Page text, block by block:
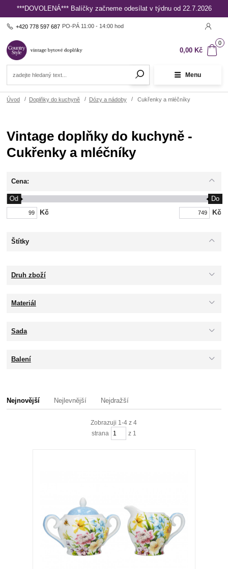
***DOVOLENÁ*** Balíčky začneme odesílat v týdnu od 22.7.2026
Menu
+420 778 597 687 PO-PÁ 11:00 - 14:00 hod
0
0,00 Kč
Úvod Doplňky do kuchyně Dózy a nádoby Cukřenky a mléčníky
Vintage doplňky do kuchyně -
Cukřenky a mléčníky
Cena:
Kč
Od Do
Kč
Štítky
Druh zboží
Materiál
Sada
Balení
Nejnovější Nejlevnější Nejdražší
Zobrazuji 1-4 z 4
strana
z 1